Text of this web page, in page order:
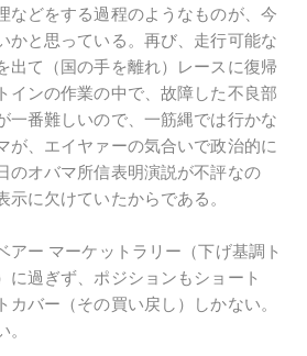
などをする過程のようなものが、今
かと思っている。再び、走行可能な
出て（国の手を離れ）レースに復帰
インの作業の中で、故障した不良部
一番難しいので、一筋縄では行かな
が、エイヤァーの気合いで政治的に
のオバマ所信表明演説が不評なの
に欠けていたからである。
アー マーケットラリー（下げ基調ト
に過ぎず、ポジションもショート
カバー（その買い戻し）しかない。